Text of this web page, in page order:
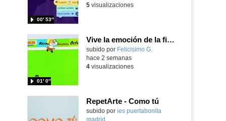
00′ 53″
5visualizaciones
Vive la emoción de la final del mundial 2026, programando con Scratch un juego de toques.
Contenido educativo.
subido por Felicisimo G.
01′ 0″
hace 2 semanas
4visualizaciones
RepetArte - Como tú
subido por ies puertabonita
madrid